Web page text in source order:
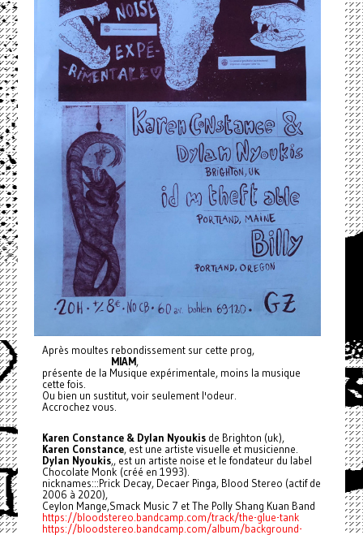
Après moultes rebondissement sur cette prog,
MIAM,
présente de la Musique expérimentale, moins la musique
cette fois.
Ou bien un sustitut, voir seulement l'odeur.
Accrochez vous.
Karen Constance & Dylan Nyoukisde Brighton (uk),
Karen Constance, est une artiste visuelle et musicienne.
Dylan Nyoukis,, est un artiste noise et le fondateur du label
Chocolate Monk (créé en 1993).
nicknames:::Prick Decay, Decaer Pinga, Blood Stereo (actif de
2006 à 2020),
Ceylon Mange,Smack Music 7 et The Polly Shang Kuan Band
https://bloodstereo.bandcamp.com/track/the-glue-tank
https://bloodstereo.bandcamp.com/album/background-